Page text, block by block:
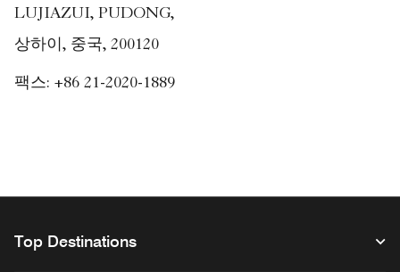
LUJIAZUI, PUDONG,
상하이, 중국, 200120
팩스: +86 21-2020-1889
Top Destinations